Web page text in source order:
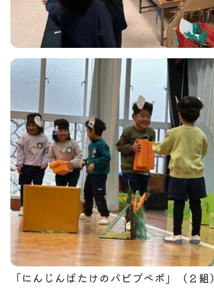
「にんじんばたけのパピプペポ」（２組）